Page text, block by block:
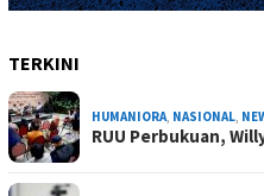
TERKINI
HUMANIORA, NASIONAL,
RUU Perbukuan,